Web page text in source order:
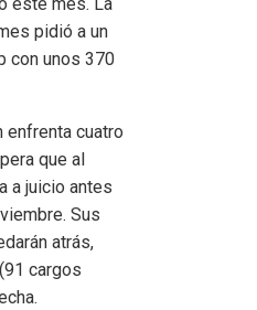
este mes. La
pidió a un
con unos 370
enfrenta cuatro
que al
a juicio antes
Sus
atrás,
cargos